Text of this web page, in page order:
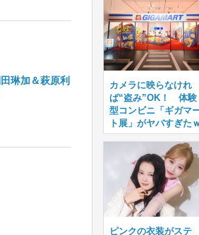
琳加＆萩原利
カメラに映らなけれ
ば“盗み”OK！ 体験
型コンビニ「ギガマ
ト展」がヤバすぎたｗ
ピンクの衣装がステ